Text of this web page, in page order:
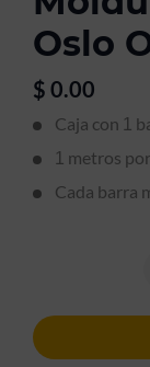
Oslo
$ 0.00
Caja con 1
1 metros
Cada barra